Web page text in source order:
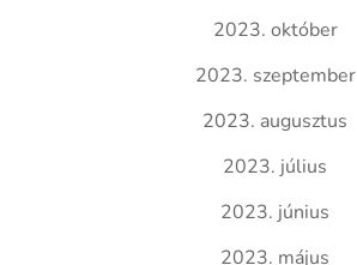
2023. október
2023. szeptember
2023. augusztus
2023. július
2023. június
2023. május